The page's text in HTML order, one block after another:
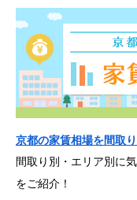
京都の家賃相場を間取
間取り別・エリア別に
をご紹介！